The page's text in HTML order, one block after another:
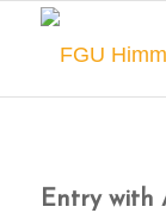
Entry with